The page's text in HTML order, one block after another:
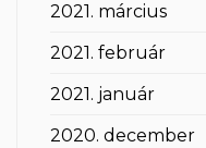
2021. március
2021. február
2021. január
2020. december